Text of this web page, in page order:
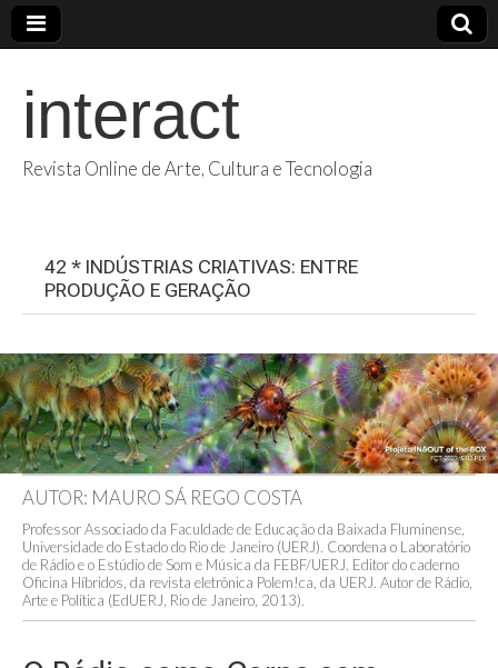
interact
Revista Online de Arte, Cultura e Tecnologia
42 * INDÚSTRIAS CRIATIVAS: ENTRE
PRODUÇÃO E GERAÇÃO
AUTOR: MAURO SÁ REGO COSTA
Professor Associado da Faculdade de Educação da Baixada Fluminense,
Universidade do Estado do Rio de Janeiro (UERJ). Coordena o Laboratório
de Rádio e o Estúdio de Som e Música da FEBF/UERJ. Editor do caderno
Oficina Híbridos, da revista eletrônica Polem!ca, da UERJ. Autor de Rádio,
Arte e Política (EdUERJ, Rio de Janeiro, 2013).